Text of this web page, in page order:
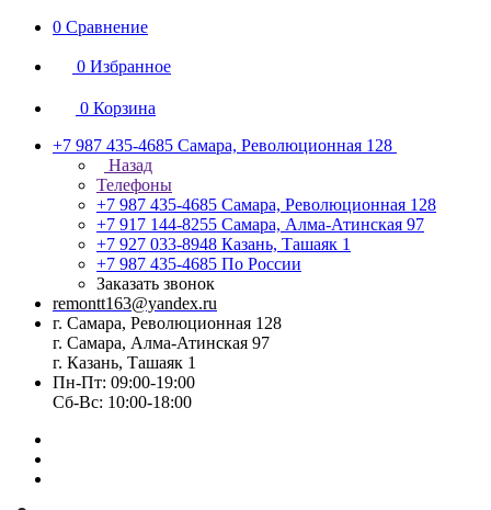
0 Сравнение
0 Избранное
0 Корзина
+7 987 435-4685 Самара, Революционная 128
Назад
Телефоны
+7 987 435-4685 Самара, Революционная 128
+7 917 144-8255 Самара, Алма-Атинская 97
+7 927 033-8948 Казань, Ташаяк 1
+7 987 435-4685 По России
Заказать звонок
remontt163@yandex.ru
г. Самара, Революционная 128
г. Самара, Алма-Атинская 97
г. Казань, Ташаяк 1
Пн-Пт: 09:00-19:00
Сб-Вс: 10:00-18:00